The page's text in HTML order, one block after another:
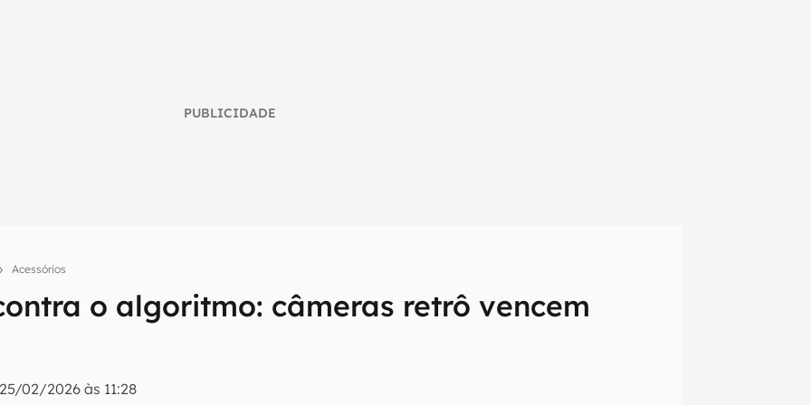
PUBLICIDADE
Acessórios
o algoritmo: câmeras retrô vencem
25/02/2026 às 11:28
inteligente do mundo tech!